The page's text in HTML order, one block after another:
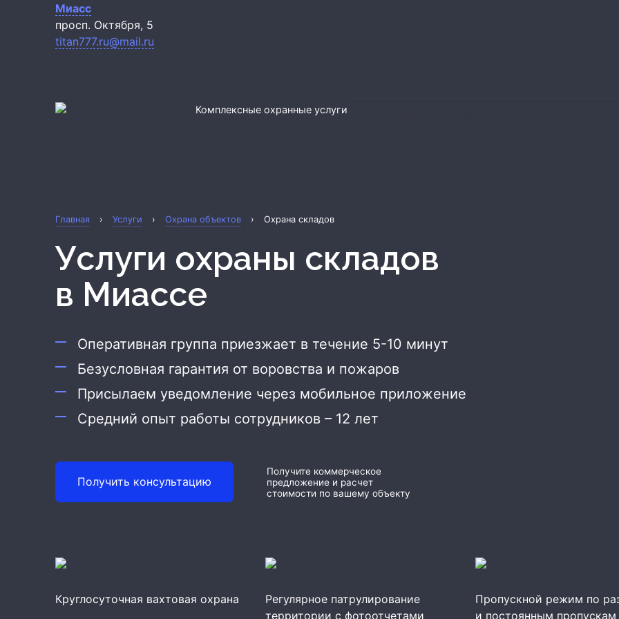
Миасс
просп. Октября, 5
titan777.ru@mail.ru
Комплексные охранные услуги
Охрана квартиры
Главная › Услуги › Охрана объектов › Охрана складов
Услуги охраны складов
в Миассе
Оперативная группа приезжает в течение 5-10 минут
Безусловная гарантия от воровства и пожаров
Присылаем уведомление через мобильное приложение
Средний опыт работы сотрудников – 12 лет
Получить консультацию
Получите коммерческое
предложение и расчет
стоимости по вашему объекту
Круглосуточная вахтовая охрана
Регулярное патрулирование
территории с фотоотчетами
Пропускной режим по
и постоянным пропускам